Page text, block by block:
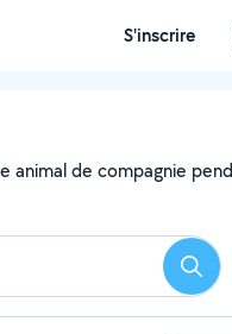
S'inscrire
animal de compagnie